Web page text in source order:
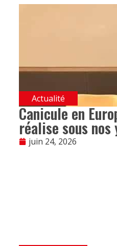
Actualité
Canicule en
réalise sous nos
juin 24, 2026